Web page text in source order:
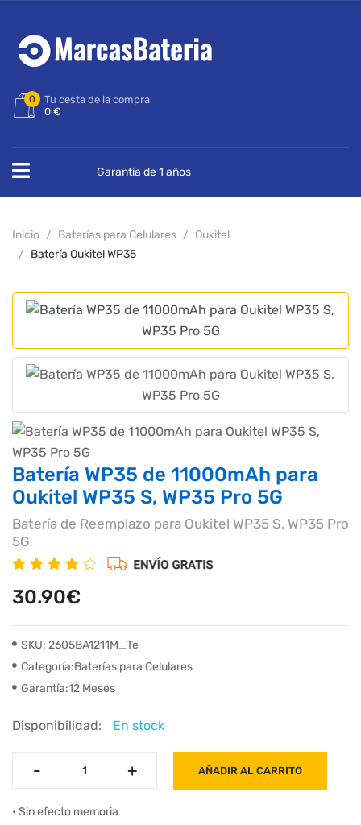
0
Tu cesta de la compra
0 €
Garantía de 1 años
Inicio Baterías para Celulares
Oukitel
Batería Oukitel WP35
Batería WP35 de 11000mAh para
Oukitel WP35 S, WP35 Pro 5G
Batería de Reemplazo para Oukitel WP35 S, WP35 Pro
5G
30.90€
SKU: 2605BA1211M_Te
Categoría:Baterías para Celulares
Garantía:12 Meses
Disponibilidad: En stock
- +
- + AÑADIR AL CARRITO
• Sin efecto memoria